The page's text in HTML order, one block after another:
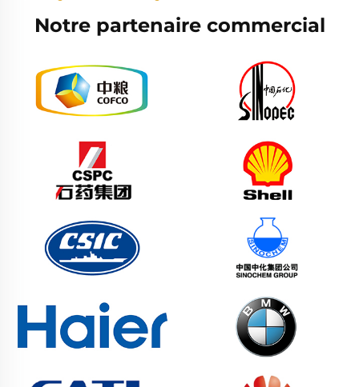
Notre partenaire commercial